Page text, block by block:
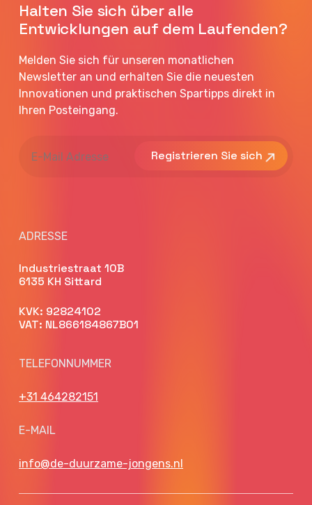
Halten Sie sich über alle
Entwicklungen auf dem Laufenden?
Melden Sie sich für unseren monatlichen
Newsletter an und erhalten Sie die neuesten
Innovationen und praktischen Spartipps direkt in
Ihren Posteingang.
Mail
ADRESSE
Industriestraat 10B
6135 KH Sittard
KVK: 92824102
VAT: NL866184867B01
TELEFONNUMMER
+31 464282151
E-MAIL
info@de-duurzame-jongens.nl